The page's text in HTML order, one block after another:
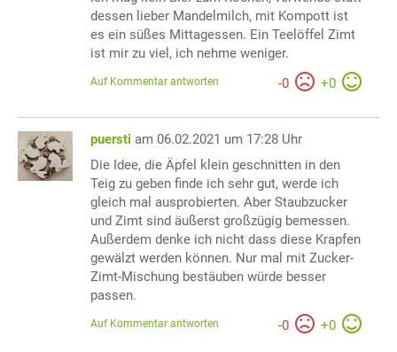
dessen lieber Mandelmilch, mit Kompott ist
es ein süßes Mittagessen. Ein Teelöffel Zimt
ist mir zu viel, ich nehme weniger.
-0 +0
Auf Kommentar antworten
puersti am 06.02.2021 um 17:28 Uhr
Die Idee, die Äpfel klein geschnitten in den
Teig zu geben finde ich sehr gut, werde ich
gleich mal ausprobierten. Aber Staubzucker
und Zimt sind äußerst großzügig bemessen.
Außerdem denke ich nicht dass diese Krapfen
gewälzt werden können. Nur mal mit Zucker-
Zimt-Mischung bestäuben würde besser
passen.
-0 +0
Auf Kommentar antworten